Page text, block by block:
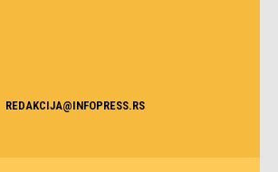
REDAKCIJA@INFOPRESS.RS